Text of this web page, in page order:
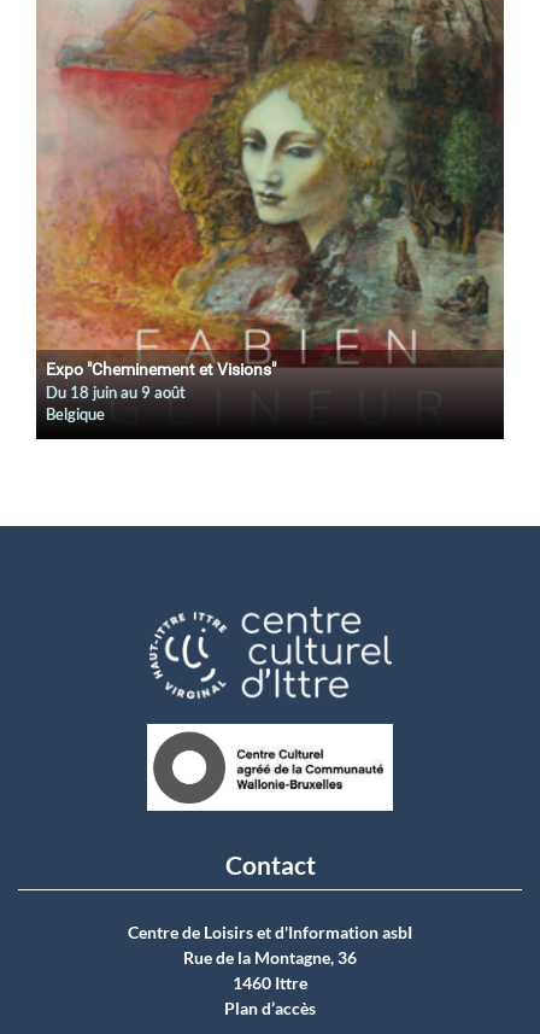
Expo "Cheminement et Visions"
Du 18 juin au 9 août
Belgique
Contact
Centre de Loisirs et d'Information asbI
Rue de la Montagne, 36
1460 Ittre
Plan d’accès